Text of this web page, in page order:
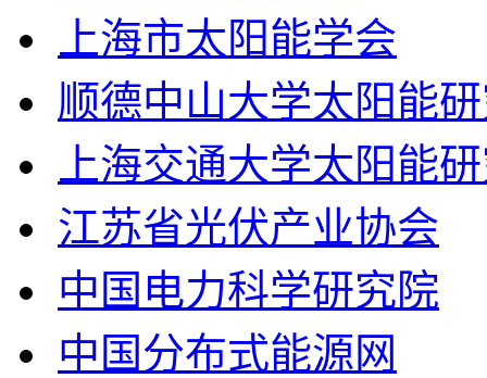
上海市太阳能学会
顺德中山大学太阳能
上海交通大学太阳能
江苏省光伏产业协会
中国电力科学研究院
中国分布式能源网